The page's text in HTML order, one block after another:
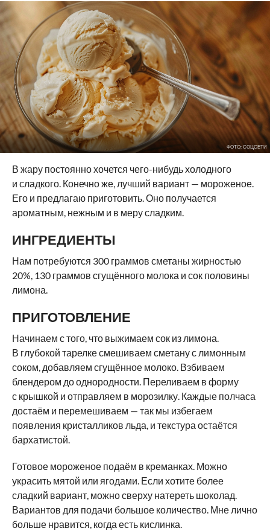
ФОТО: СОЦСЕТИ
В жару постоянно хочется чего-нибудь холодного
и сладкого. Конечно же, лучший вариант — мороженое.
Его и предлагаю приготовить. Оно получается
ароматным, нежным и в меру сладким.
ИНГРЕДИЕНТЫ
Нам потребуются 300 граммов сметаны жирностью
20%, 130 граммов сгущённого молока и сок половины
лимона.
ПРИГОТОВЛЕНИЕ
Начинаем с того, что выжимаем сок из лимона.
В глубокой тарелке смешиваем сметану с лимонным
соком, добавляем сгущённое молоко. Взбиваем
блендером до однородности. Переливаем в форму
с крышкой и отправляем в морозилку. Каждые полчаса
достаём и перемешиваем — так мы избегаем
появления кристалликов льда, и текстура остаётся
бархатистой.
Готовое мороженое подаём в креманках. Можно
украсить мятой или ягодами. Если хотите более
сладкий вариант, можно сверху натереть шоколад.
Вариантов для подачи большое количество. Мне лично
больше нравится, когда есть кислинка.